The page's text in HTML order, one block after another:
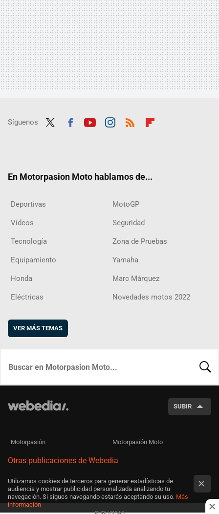
Síguenos
En Motorpasion Moto hablamos de...
Deportivas MotoGP
Vídeos Seguridad
Tecnología Zona de Pruebas
Equipamiento Yamaha
Honda Marc Márquez
Eléctricas Novedades motos 2022
VER MÁS TEMAS
SUBIR
Motorpasión Motorpasión Moto
Otras publicaciones de Webedia
Utilizamos cookies de terceros para generar estadísticas de
audiencia y mostrar publicidad personalizada analizando tu
navegación. Si sigues navegando estarás aceptando su uso. Más
información